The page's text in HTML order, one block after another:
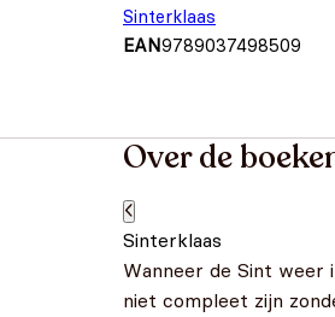
Sinterklaas
EAN9789037498509
Over de
Sinterklaas
Wanneer de Sint weer
niet compleet zijn